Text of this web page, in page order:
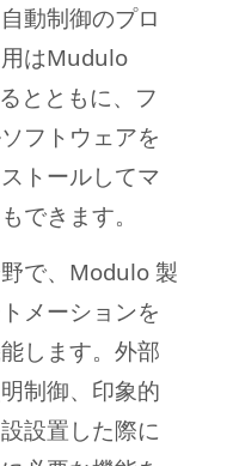
動制御のプロ
はMudulo
とともに、フ
フトウェアを
トールしてマ
できます。
で、Modulo 製
メーションを
します。 外部
制御、印象的
設置した際に